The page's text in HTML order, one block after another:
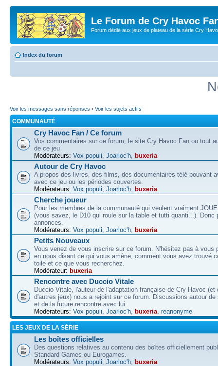
Le Forum de Cry Havoc
Forum dédié aux jeux de plateau de la série Cry
Index du forum
Voir les messages sans réponses • Voir les sujets actifs
COMMUNAUTÉ
Cry Havoc Fan / Ce forum
Vos commentaires sur ce forum, le site Cry Havoc Fan ou tout
de ce jeu
Modérateurs: Vox populi, Joarloc'h, buxeria
Autour de Cry Havoc
A propos des livres, des films, des documentaires télé pouvant
avec ce jeu ou les périodes couvertes.
Modérateurs: Vox populi, Joarloc'h, buxeria
Cherche joueur
Pour les membres de la communauté qui veulent vraiment
(vous savez, le D10 qui roule sur la table et tutti quanti...). Donc
annonces.
Modérateurs: Vox populi, Joarloc'h, buxeria
Petits Nouveaux
Vous venez de vous inscrire sur ce forum. N'hésitez pas à vous
en nous disant ce qui vous amène, comment vous avez trouvé
toile et ce que vous recherchez.
Modérateur: buxeria
Rencontre avec Duccio Vitale
Duccio Vitale, l'auteur de l'adaptation française de Cry Havoc (et
d'autres jeux) nous a rejoint sur ce forum. Discussions autour de
et de la future rencontre avec lui.
Modérateurs: Vox populi, Joarloc'h, buxeria, reanonyme
LES JEUX DE LA SÉRIE
Les boîtes officielles
Des questions relatives au contenu des boîtes officiellement
Standard Games ou Eurogames.
Modérateurs: Vox populi, Joarloc'h, buxeria